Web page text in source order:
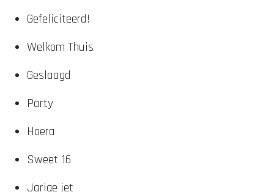
Gefeliciteerd!
Welkom Thuis
Geslaagd
Party
Hoera
Sweet 16
Jarige jet